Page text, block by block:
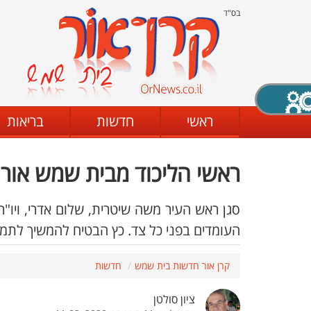
בס"ד
ראשי חדשות בריאות
ראשי הליכוד מבית שמש
סגן ראש העיר משה שיטרית, שלום אדרי,
העומדים בפני כל צד. כץ הבטיח להמשיך
קרן אור חדשות בית שמש חדשות
ציון סולטן
X סגירה
מצב שחור - לבן קביעת ניגודיות